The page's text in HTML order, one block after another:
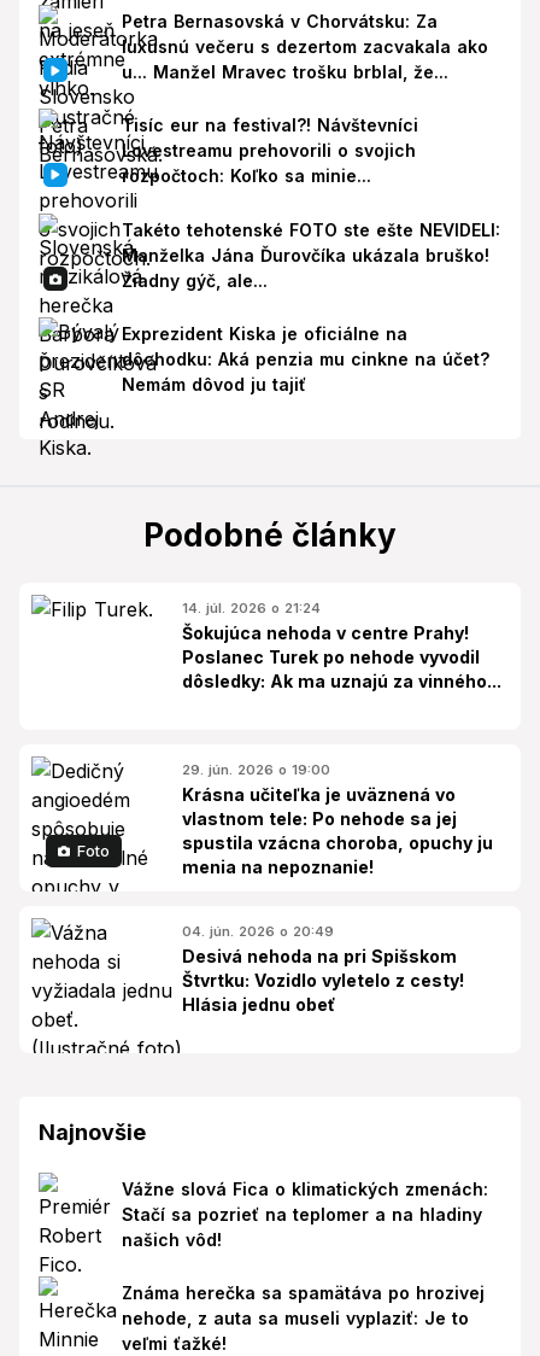
Petra Bernasovská v Chorvátsku: Za
luxusnú večeru s dezertom zacvakala ako
u... Manžel Mravec trošku brblal, že...
Tisíc eur na festival?! Návštevníci
Lovestreamu prehovorili o svojich
rozpočtoch: Koľko sa minie...
Takéto tehotenské FOTO ste ešte NEVIDELI:
Manželka Jána Ďurovčíka ukázala bruško!
Žiadny gýč, ale...
Exprezident Kiska je oficiálne na
dôchodku: Aká penzia mu cinkne na účet?
Nemám dôvod ju tajiť
Podobné články
14. júl. 2026 o 21:24
Šokujúca nehoda v centre Prahy!
Poslanec Turek po nehode vyvodil
dôsledky: Ak ma uznajú za vinného...
Foto
29. jún. 2026 o 19:00
Krásna učiteľka je uväznená vo
vlastnom tele: Po nehode sa jej
spustila vzácna choroba, opuchy ju
menia na nepoznanie!
04. jún. 2026 o 20:49
Desivá nehoda na pri Spišskom
Štvrtku: Vozidlo vyletelo z cesty!
Hlásia jednu obeť
Najnovšie
Vážne slová Fica o klimatických zmenách:
Stačí sa pozrieť na teplomer a na hladiny
našich vôd!
Známa herečka sa spamätáva po hrozivej
nehode, z auta sa museli vyplaziť: Je to
veľmi ťažké!